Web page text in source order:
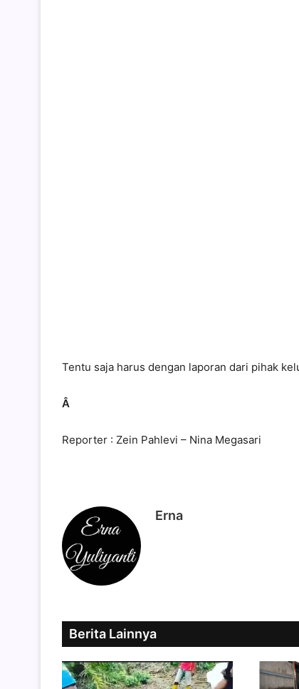
Tentu saja harus dengan laporan dari pihak
Â
Reporter : Zein Pahlevi – Nina Megasari
Erna
Berita Lainnya